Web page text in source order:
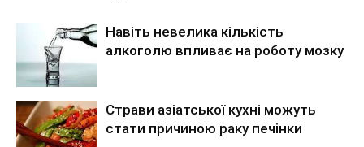
Навіть невелика кількість
алкоголю впливає на роботу мозку
Страви азіатської кухні можуть
стати причиною раку печінки